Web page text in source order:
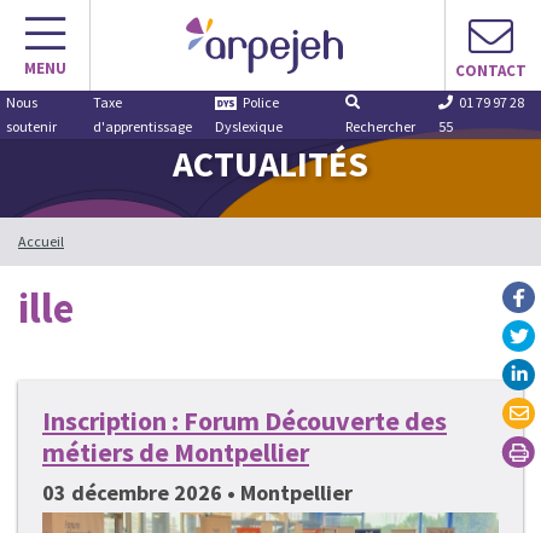
Aller
contenu
MENU CONTACT
Nous
soutenir
Taxe
d'apprentissage
Police
Dyslexique
Rechercher
01 79 97 28
55
ACTUALITÉS
Accueil
ille
Inscription : Forum Découverte des
métiers de Montpellier
03 décembre 2026 • Montpellier